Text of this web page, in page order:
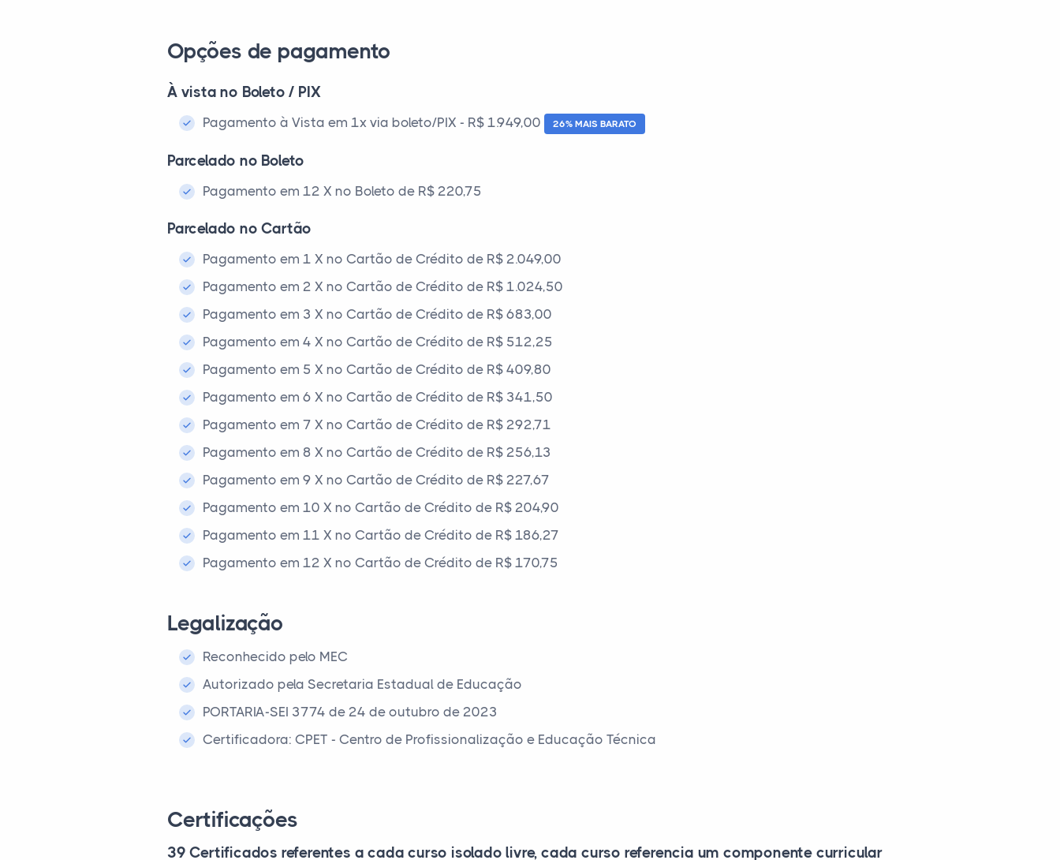
Opções de pagamento
À vista no Boleto / PIX
Pagamento à Vista em 1x via boleto/PIX - R$ 1.949,00 26% MAIS BARATO
Parcelado no Boleto
Pagamento em 12 X no Boleto de R$ 220,75
Parcelado no Cartão
Pagamento em 1 X no Cartão de Crédito de R$ 2.049,00
Pagamento em 2 X no Cartão de Crédito de R$ 1.024,50
Pagamento em 3 X no Cartão de Crédito de R$ 683,00
Pagamento em 4 X no Cartão de Crédito de R$ 512,25
Pagamento em 5 X no Cartão de Crédito de R$ 409,80
Pagamento em 6 X no Cartão de Crédito de R$ 341,50
Pagamento em 7 X no Cartão de Crédito de R$ 292,71
Pagamento em 8 X no Cartão de Crédito de R$ 256,13
Pagamento em 9 X no Cartão de Crédito de R$ 227,67
Pagamento em 10 X no Cartão de Crédito de R$ 204,90
Pagamento em 11 X no Cartão de Crédito de R$ 186,27
Pagamento em 12 X no Cartão de Crédito de R$ 170,75
Legalização
Reconhecido pelo MEC
Autorizado pela Secretaria Estadual de Educação
PORTARIA-SEI 3774 de 24 de outubro de 2023
Certificadora: CPET - Centro de Profissionalização e Educação Técnica
Certificações
39 Certificados referentes a cada curso isolado livre, cada curso referencia um componente curricular